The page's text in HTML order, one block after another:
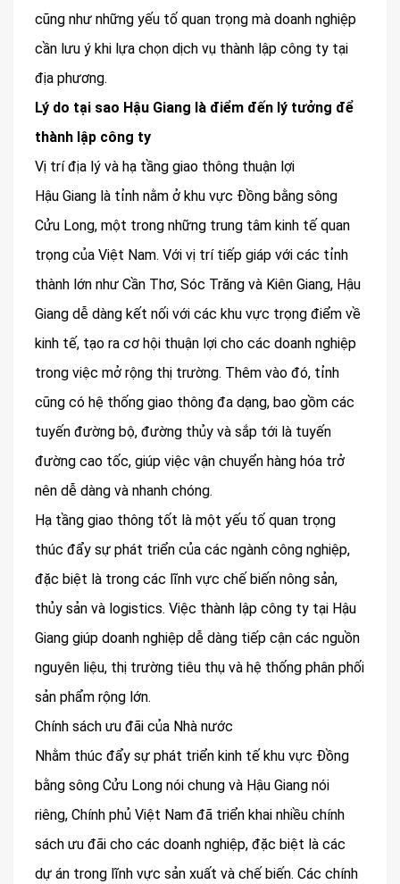
cũng như những yếu tố quan trọng mà doanh nghiệp
cần lưu ý khi lựa chọn dịch vụ thành lập công ty tại
địa phương.
Lý do tại sao Hậu Giang là điểm đến lý tưởng để
thành lập công ty
Vị trí địa lý và hạ tầng giao thông thuận lợi
Hậu Giang là tỉnh nằm ở khu vực Đồng bằng sông
Cửu Long, một trong những trung tâm kinh tế quan
trọng của Việt Nam. Với vị trí tiếp giáp với các tỉnh
thành lớn như Cần Thơ, Sóc Trăng và Kiên Giang, Hậu
Giang dễ dàng kết nối với các khu vực trọng điểm về
kinh tế, tạo ra cơ hội thuận lợi cho các doanh nghiệp
trong việc mở rộng thị trường. Thêm vào đó, tỉnh
cũng có hệ thống giao thông đa dạng, bao gồm các
tuyến đường bộ, đường thủy và sắp tới là tuyến
đường cao tốc, giúp việc vận chuyển hàng hóa trở
nên dễ dàng và nhanh chóng.
Hạ tầng giao thông tốt là một yếu tố quan trọng
thúc đẩy sự phát triển của các ngành công nghiệp,
đặc biệt là trong các lĩnh vực chế biến nông sản,
thủy sản và logistics. Việc thành lập công ty tại Hậu
Giang giúp doanh nghiệp dễ dàng tiếp cận các nguồn
nguyên liệu, thị trường tiêu thụ và hệ thống phân phối
sản phẩm rộng lớn.
Chính sách ưu đãi của Nhà nước
Nhằm thúc đẩy sự phát triển kinh tế khu vực Đồng
bằng sông Cửu Long nói chung và Hậu Giang nói
riêng, Chính phủ Việt Nam đã triển khai nhiều chính
sách ưu đãi cho các doanh nghiệp, đặc biệt là các
dự án trong lĩnh vực sản xuất và chế biến. Các chính